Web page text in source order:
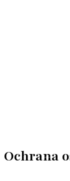
Ochrana